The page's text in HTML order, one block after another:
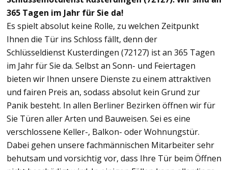
365 Tagen im Jahr für Sie da!
Es spielt absolut keine Rolle, zu welchen Zeitpunkt
Ihnen die Tür ins Schloss fällt, denn der
Schlüsseldienst Kusterdingen (72127) ist an 365 Tagen
im Jahr für Sie da. Selbst an Sonn- und Feiertagen
bieten wir Ihnen unsere Dienste zu einem attraktiven
und fairen Preis an, sodass absolut kein Grund zur
Panik besteht. In allen Berliner Bezirken öffnen wir für
Sie Türen aller Arten und Bauweisen. Sei es eine
verschlossene Keller-, Balkon- oder Wohnungstür.
Dabei gehen unsere fachmännischen Mitarbeiter sehr
behutsam und vorsichtig vor, dass Ihre Tür beim Öffnen